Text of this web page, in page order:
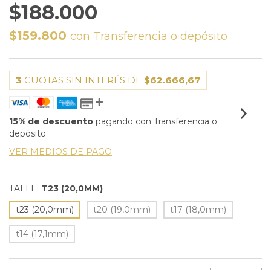
$188.000
$159.800 con Transferencia o depósito
3 CUOTAS SIN INTERÉS DE $62.666,67
15% de descuento pagando con Transferencia o
depósito
VER MEDIOS DE PAGO
TALLE: T23 (20,0MM)
t23 (20,0mm)
t20 (19,0mm) t17 (18,0mm)
t14 (17,1mm)